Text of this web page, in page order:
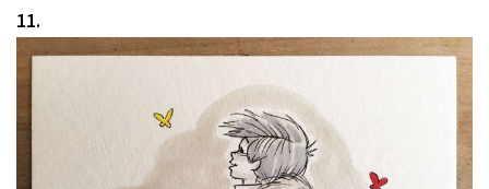
11.